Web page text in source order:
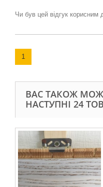
Чи був цей відгук корисним
1
ВАС ТАКОЖ
НАСТУПНІ 24